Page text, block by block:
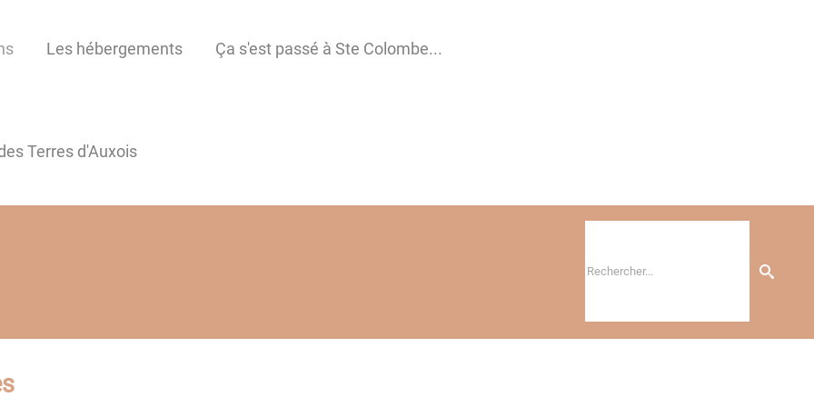
Les hébergements Ça s'est passé à Ste Colombe...
Terres d'Auxois